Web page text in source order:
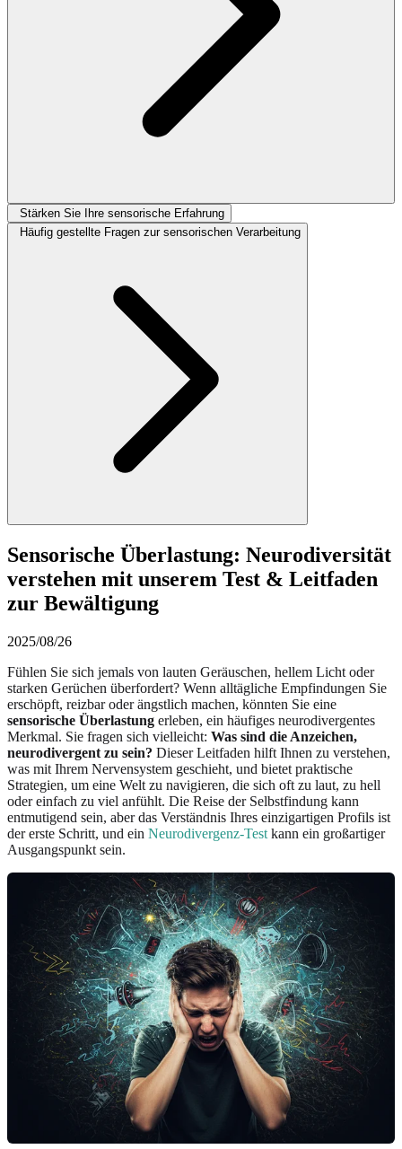
Stärken Sie Ihre sensorische Erfahrung
Häufig gestellte Fragen zur sensorischen Verarbeitung
Sensorische Überlastung: Neurodiversität
verstehen mit unserem Test & Leitfaden
zur Bewältigung
2025/08/26
Fühlen Sie sich jemals von lauten Geräuschen, hellem Licht oder
starken Gerüchen überfordert? Wenn alltägliche Empfindungen Sie
erschöpft, reizbar oder ängstlich machen, könnten Sie eine
sensorische Überlastung erleben, ein häufiges neurodivergentes
Merkmal. Sie fragen sich vielleicht: Was sind die Anzeichen,
neurodivergent zu sein? Dieser Leitfaden hilft Ihnen zu verstehen,
was mit Ihrem Nervensystem geschieht, und bietet praktische
Strategien, um eine Welt zu navigieren, die sich oft zu laut, zu hell
oder einfach zu viel anfühlt. Die Reise der Selbstfindung kann
entmutigend sein, aber das Verständnis Ihres einzigartigen Profils ist
der erste Schritt, und ein Neurodivergenz-Test kann ein großartiger
Ausgangspunkt sein.